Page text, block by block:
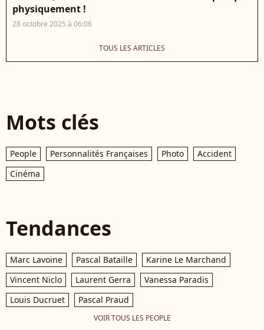
physiquement !
28 octobre 2025 à 06:06
TOUS LES ARTICLES
Mots clés
People Personnalités Françaises Photo
Accident
Cinéma
Tendances
Marc Lavoine Pascal Bataille
Karine Le Marchand
Vincent Niclo
Laurent Gerra
Vanessa Paradis
Louis Ducruet
Pascal Praud
VOIR TOUS LES PEOPLE